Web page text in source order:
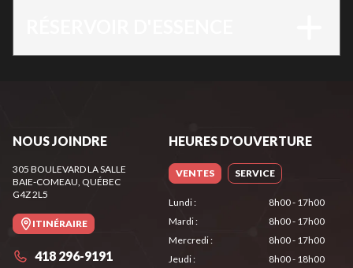
NOUS JOINDRE
305 BOULEVARD LA SALLE
BAIE-COMEAU, QUÉBEC
G4Z 2L5
ITINÉRAIRE
418 296-9191
HEURES D'OUVERTURE
VENTES SERVICE
Lundi:
8h00 - 17h00
Mardi:
8h00 - 17h00
Mercredi:
8h00 - 17h00
Jeudi:
8h00 - 18h00